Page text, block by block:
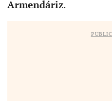
Armendáriz.